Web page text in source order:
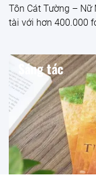
Tôn Cát Tường – Nữ
tài với hơn 400.000
Sáng tác